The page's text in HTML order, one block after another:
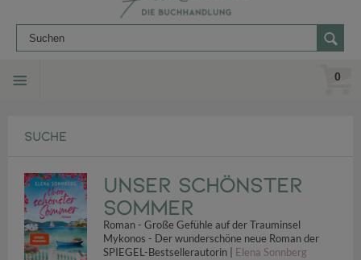
0
SUCHE
Unser schönster
Sommer
Roman - Große Gefühle auf der Trauminsel
Mykonos - Der wunderschöne neue Roman der
SPIEGEL-Bestsellerautorin | Elena Sonnberg